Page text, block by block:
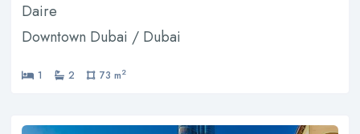
Daire
Downtown Dubai / Dubai
1 2 73 m2